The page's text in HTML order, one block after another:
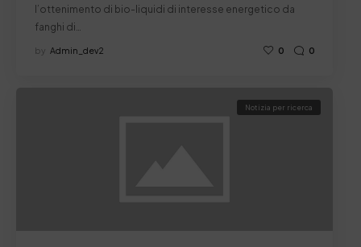
l’ottenimento di bio-liquidi di interesse energetico da
fanghi di…
by Admin_dev2 0 0
Notizia per ricerca